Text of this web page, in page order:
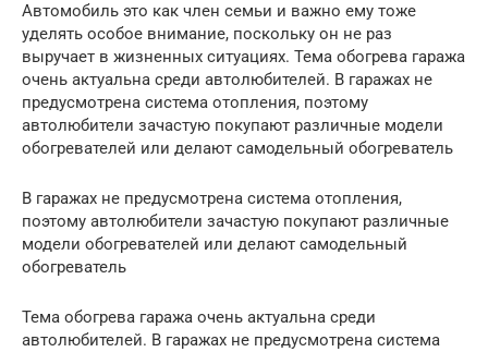
Автомобиль это как член семьи и важно ему тоже
уделять особое внимание, поскольку он не раз
выручает в жизненных ситуациях. Тема обогрева гаража
очень актуальна среди автолюбителей. В гаражах не
предусмотрена система отопления, поэтому
автолюбители зачастую покупают различные модели
обогревателей или делают самодельный обогреватель
В гаражах не предусмотрена система отопления,
поэтому автолюбители зачастую покупают различные
модели обогревателей или делают самодельный
обогреватель
Тема обогрева гаража очень актуальна среди
автолюбителей. В гаражах не предусмотрена система